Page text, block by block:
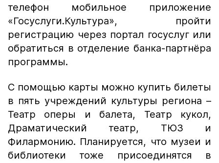
телефон мобильное приложение
«Госуслуги.Культура», пройти
регистрацию через портал госуслуг или
обратиться в отделение банка-партнёра
программы.
С помощью карты можно купить билеты
в пять учреждений культуры региона –
Театр оперы и балета, Театр кукол,
Драматический театр, ТЮЗ и
Филармонию. Планируется, что музеи и
библиотеки тоже присоединятся в